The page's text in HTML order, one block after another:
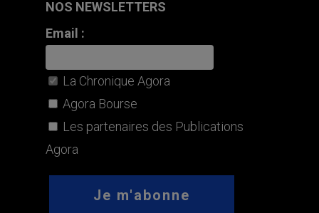
droits, je peux consulter la politique de confidentialité.
LIENS UTILES
CGU
POLITIQUE DE CONFIDENTIALITÉ
POLITIQUE DES COOKIES
MENTIONS LÉGALES
RECRUTEMENT